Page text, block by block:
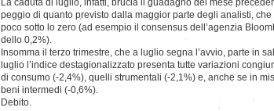
La caduta di luglio, infatti, brucia il guadagno del mese
peggio di quanto previsto dalla maggior parte degli analisti,
poco sotto lo zero (ad esempio il consensus dell’agenzia
dello 0,2%).
Insomma il terzo trimestre, che a luglio segna l’avvio, parte in
luglio l’indice destagionalizzato presenta tutte variazioni
di consumo (-2,4%), quelli strumentali (-2,1%) e, anche se in
beni intermedi (-0,6%).
Debito.